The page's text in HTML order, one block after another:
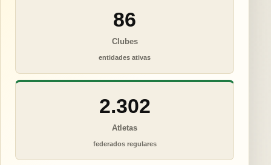
86
Clubes
entidades ativas
2.302
Atletas
federados regulares